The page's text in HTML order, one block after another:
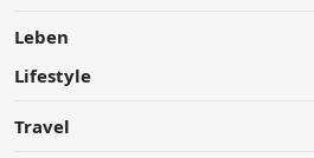
Leben
Lifestyle
Travel